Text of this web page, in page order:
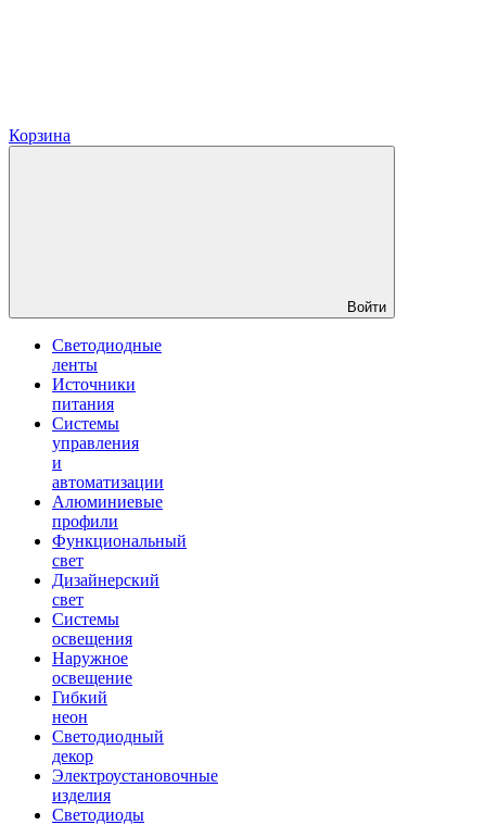
Корзина
Войти
Светодиодные
ленты
Источники
питания
Системы
управления
и
автоматизации
Алюминиевые
профили
Функциональный
свет
Дизайнерский
свет
Системы
освещения
Наружное
освещение
Гибкий
неон
Светодиодный
декор
Электроустановочные
изделия
Светодиоды